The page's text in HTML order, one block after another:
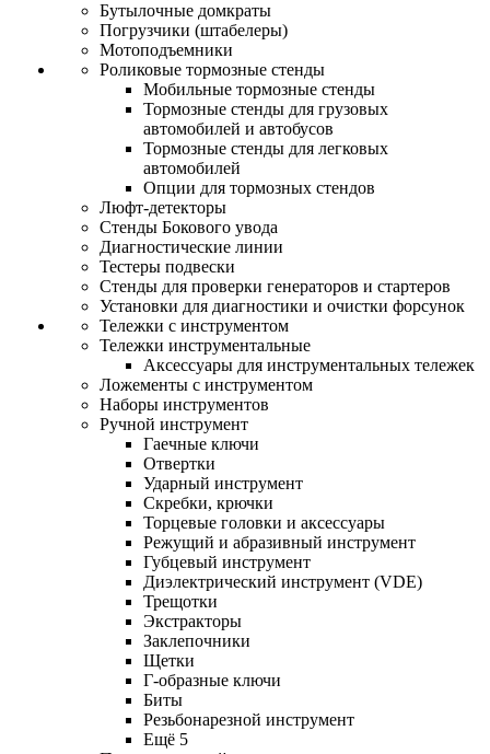
Бутылочные домкраты
Погрузчики (штабелеры)
Мотоподъемники
Роликовые тормозные стенды
Мобильные тормозные стенды
Тормозные стенды для грузовых
автомобилей и автобусов
Тормозные стенды для легковых
автомобилей
Опции для тормозных стендов
Люфт-детекторы
Стенды Бокового увода
Диагностические линии
Тестеры подвески
Стенды для проверки генераторов и стартеров
Установки для диагностики и очистки форсунок
Тележки с инструментом
Тележки инструментальные
Аксессуары для инструментальных тележек
Ложементы с инструментом
Наборы инструментов
Ручной инструмент
Гаечные ключи
Отвертки
Ударный инструмент
Скребки, крючки
Торцевые головки и аксессуары
Режущий и абразивный инструмент
Губцевый инструмент
Диэлектрический инструмент (VDE)
Трещотки
Экстракторы
Заклепочники
Щетки
Г-образные ключи
Биты
Резьбонарезной инструмент
Ещё 5